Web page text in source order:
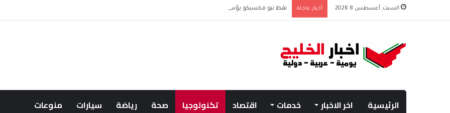
السبت, أغسطس 8 2026 أخبار عاجلة نفط نيو مكسيكو يؤسس صندوق 75 مليار دولار ويشعل جدل الإنفاق
الرئيسية اخر الاخبار خدمات اقتصاد تكنولوجيا صحة رياضة سيارات منوعات